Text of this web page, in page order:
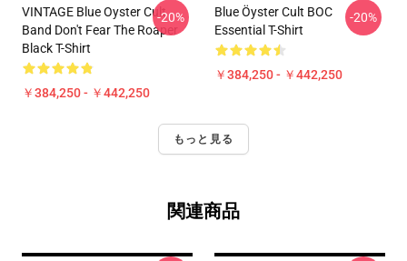
VINTAGE Blue Oyster Cult
Band Don't Fear The Roaper
Black T-Shirt
￥384,250 - ￥442,250
-20%
Blue Öyster Cult BOC
Essential T-Shirt
￥384,250 - ￥442,250
-20%
もっと見る
関連商品